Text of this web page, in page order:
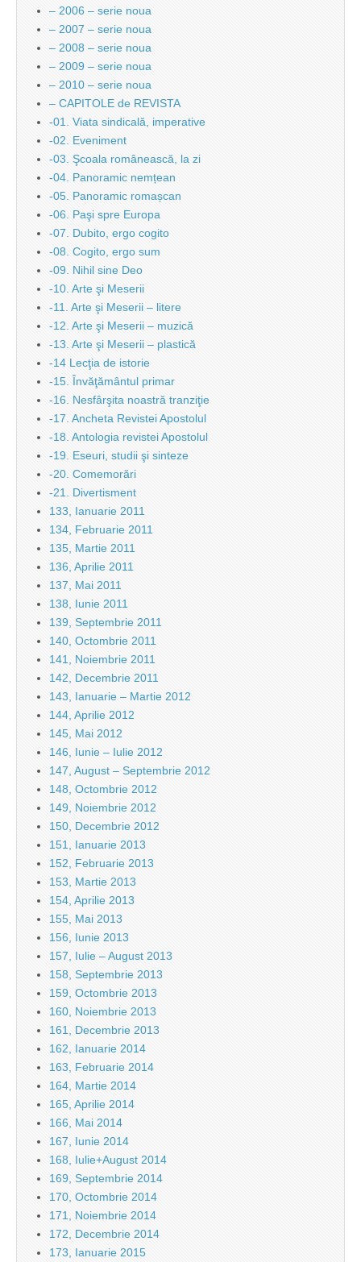
– 2006 – serie noua
– 2007 – serie noua
– 2008 – serie noua
– 2009 – serie noua
– 2010 – serie noua
– CAPITOLE de REVISTA
-01. Viata sindicală, imperative
-02. Eveniment
-03. Şcoala românească, la zi
-04. Panoramic nemțean
-05. Panoramic romașcan
-06. Paşi spre Europa
-07. Dubito, ergo cogito
-08. Cogito, ergo sum
-09. Nihil sine Deo
-10. Arte şi Meserii
-11. Arte şi Meserii – litere
-12. Arte şi Meserii – muzică
-13. Arte şi Meserii – plastică
-14 Lecţia de istorie
-15. Învăţământul primar
-16. Nesfârşita noastră tranziţie
-17. Ancheta Revistei Apostolul
-18. Antologia revistei Apostolul
-19. Eseuri, studii şi sinteze
-20. Comemorări
-21. Divertisment
133, Ianuarie 2011
134, Februarie 2011
135, Martie 2011
136, Aprilie 2011
137, Mai 2011
138, Iunie 2011
139, Septembrie 2011
140, Octombrie 2011
141, Noiembrie 2011
142, Decembrie 2011
143, Ianuarie – Martie 2012
144, Aprilie 2012
145, Mai 2012
146, Iunie – Iulie 2012
147, August – Septembrie 2012
148, Octombrie 2012
149, Noiembrie 2012
150, Decembrie 2012
151, Ianuarie 2013
152, Februarie 2013
153, Martie 2013
154, Aprilie 2013
155, Mai 2013
156, Iunie 2013
157, Iulie – August 2013
158, Septembrie 2013
159, Octombrie 2013
160, Noiembrie 2013
161, Decembrie 2013
162, Ianuarie 2014
163, Februarie 2014
164, Martie 2014
165, Aprilie 2014
166, Mai 2014
167, Iunie 2014
168, Iulie+August 2014
169, Septembrie 2014
170, Octombrie 2014
171, Noiembrie 2014
172, Decembrie 2014
173, Ianuarie 2015